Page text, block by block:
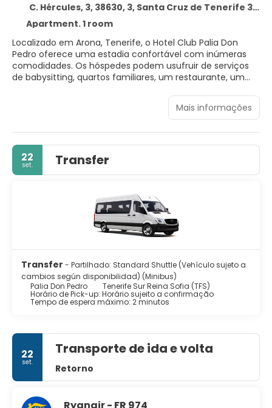
C. Hércules, 3, 38630, 3, Santa Cruz de Tenerife 38630
Apartment. 1 room
Localizado em Arona, Tenerife, o Hotel Club Palia Don
Pedro oferece uma estadia confortável com inúmeras
comodidades. Os hóspedes podem usufruir de serviços
de babysitting, quartos familiares, um restaurante, um
equipados dispõem de comodidades como telefones na
casa de banho, alcatifas, lareiras, espelhos e chinelos. As
instalações de lazer incluem uma piscina exterior, uma
piscina para crianças e um jardim. O Hotel Club Palia Don
Pedro é uma opção conveniente e confortável para a
sua visita a Tenerife.
Mais informações
22
set. Transfer
Transfer - Partilhado: Standard Shuttle (Vehículo sujeto a
cambios según disponibilidad) (Minibus)
Palia Don Pedro
Tenerife Sur Reina Sofia (TFS)
Horário de Pick-up: Horário sujeito a confirmação
Tempo de espera máximo: 2 minutos
22
set.
Transporte de ida e volta
Retorno